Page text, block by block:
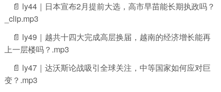
📄 ly44｜日本宣布2月提前大选，高市早苗能长期执政吗？
_clip.mp3
📄 ly49｜越共十四大完成高层换届，越南的经济增长能再
上一层楼吗？.mp3
📄 ly47｜达沃斯论战吸引全球关注，中等国家如何应对巨
变？.mp3